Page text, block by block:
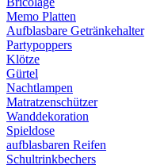
Memo Platten
Aufblasbare Getränkehalter
Partypoppers
Klötze
Gürtel
Nachtlampen
Matratzenschützer
Wanddekoration
Spieldose
aufblasbaren Reifen
Schultrinkbechers